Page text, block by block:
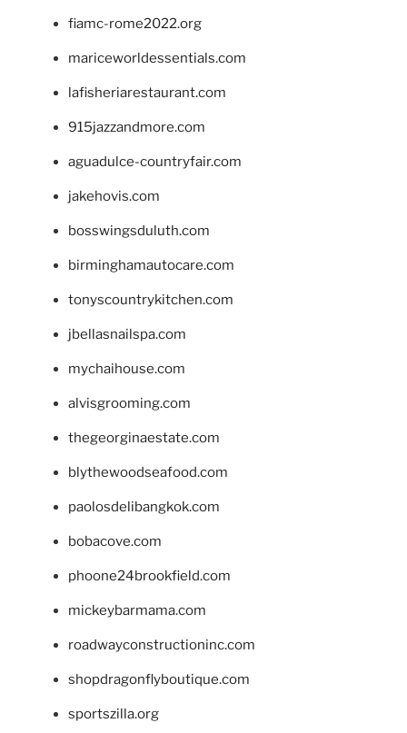
fiamc-rome2022.org
mariceworldessentials.com
lafisheriarestaurant.com
915jazzandmore.com
aguadulce-countryfair.com
jakehovis.com
bosswingsduluth.com
birminghamautocare.com
tonyscountrykitchen.com
jbellasnailspa.com
mychaihouse.com
alvisgrooming.com
thegeorginaestate.com
blythewoodseafood.com
paolosdelibangkok.com
bobacove.com
phoone24brookfield.com
mickeybarmama.com
roadwayconstructioninc.com
shopdragonflyboutique.com
sportszilla.org